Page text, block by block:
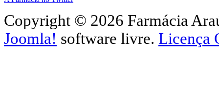
Copyright © 2026 Farmácia
Joomla! software livre. Licença